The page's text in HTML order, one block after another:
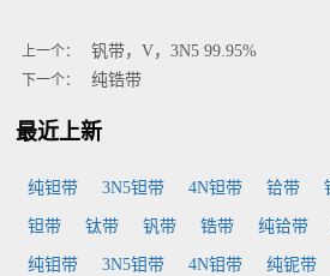
上一个： 钒带，V，3N5 99.95%
下一个： 纯锆带
最近上新
纯钽带 3N5钽带 4N钽带 铪带
钽带 钛带 钒带 锆带 纯铪带
纯钼带 3N5钼带 4N钼带 纯铌带